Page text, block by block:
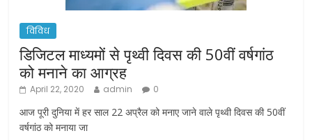
विविध
डिजिटल माध्यमों से पृथ्वी दिवस की 50वीं वर्षगांठ
को मनाने का आग्रह
April 22, 2020 admin 0
आज पूरी दुनिया में हर साल 22 अप्रैल को मनाए जाने वाले पृथ्वी दिवस की 50वीं
वर्षगांठ को मनाया जा